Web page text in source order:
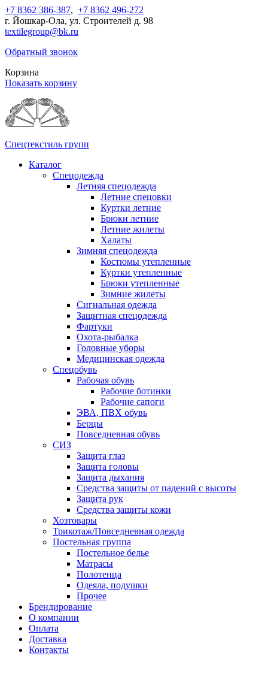
+7 8362 386-387, +7 8362 496-272
г. Йошкар-Ола, ул. Строителей д. 98
textilegroup@bk.ru
Обратный звонок
Корзина
Показать корзину
Спецтекстиль групп
Каталог
Спецодежда
Летняя спецодежда
Летние спецовки
Куртки летние
Брюки летние
Летние жилеты
Халаты
Зимняя спецодежда
Костюмы утепленные
Куртки утепленные
Брюки утепленные
Зимние жилеты
Сигнальная одежда
Защитная спецодежда
Фартуки
Охота-рыбалка
Головные уборы
Медицинская одежда
Спецобувь
Рабочая обувь
Рабочие ботинки
Рабочие сапоги
ЭВА, ПВХ обувь
Берцы
Повседневная обувь
СИЗ
Защита глаз
Защита головы
Защита дыхания
Средства защиты от падений с высоты
Защита рук
Средства защиты кожи
Хозтовары
Трикотаж/Повседневная одежда
Постельная группа
Постельное белье
Матрасы
Полотенца
Одеяла, подушки
Прочее
Брендирование
О компании
Оплата
Доставка
Контакты